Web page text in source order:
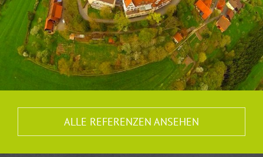
Lorch-Waldhausen
Gewerbeeinheit / Büroimmobilie
ALLE REFERENZEN ANSEHEN